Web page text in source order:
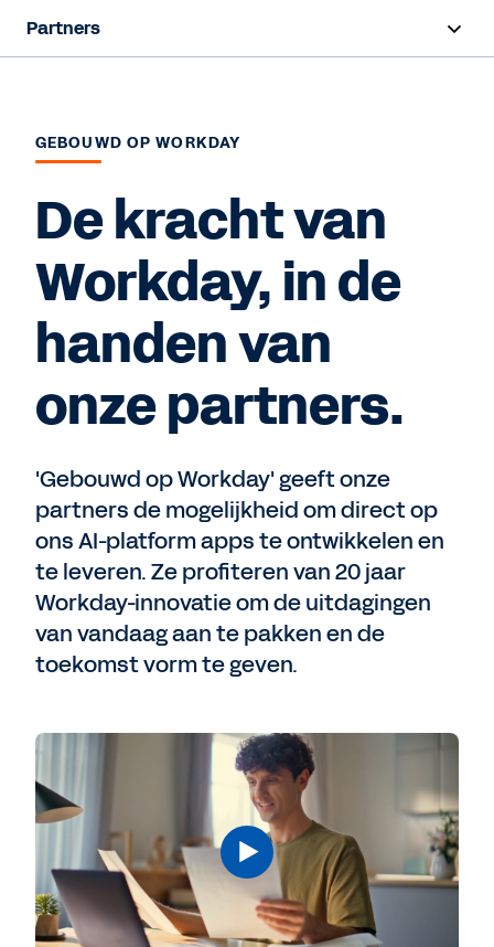
Partners
Vind een partner
Contact Sales
GEBOUWD OP WORKDAY
De kracht van
Workday, in de
handen van
onze partners.
'Gebouwd op Workday' geeft onze
partners de mogelijkheid om direct op
ons AI-platform apps te ontwikkelen en
te leveren. Ze profiteren van 20 jaar
Workday-innovatie om de uitdagingen
van vandaag aan te pakken en de
toekomst vorm te geven.